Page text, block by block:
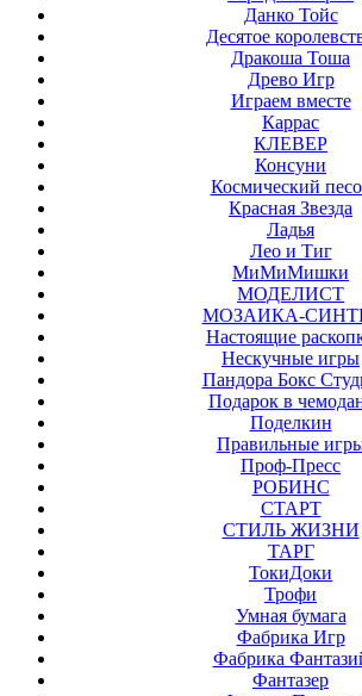
Данко Тойс
Десятое
Дракоша Тоша
Древо Игр
Играем вместе
Каррас
КЛЕВЕР
Консуни
Космический
Красная Звезда
Ладья
Лео и Тиг
МиМиМишки
МОДЕЛИСТ
МОЗАИКА-
Настоящие
Нескучные игры
Пандора Бокс
Подарок в
Поделкин
Правильные
Проф-Пресс
РОБИНС
СТАРТ
СТИЛЬ ЖИЗНИ
ТАРГ
ТокиДоки
Трофи
Умная бумага
Фабрика Игр
Фабрика
Фантазер